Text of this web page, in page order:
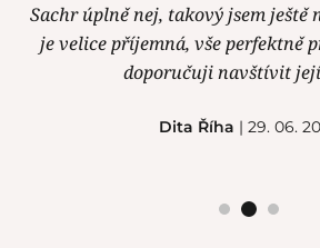
Sachr úplně nej, takový jsem ještě
je velice příjemná, vše perfektně
doporučuji navštívit
Dita Říha | 29. 06.